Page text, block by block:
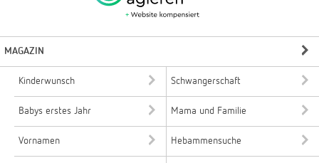
MAGAZIN
Kinderwunsch Schwangerschaft
Babys erstes Jahr Mama und Familie
Vornamen Hebammensuche